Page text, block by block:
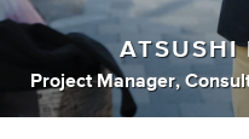
ATSUSHI
Project Manager,